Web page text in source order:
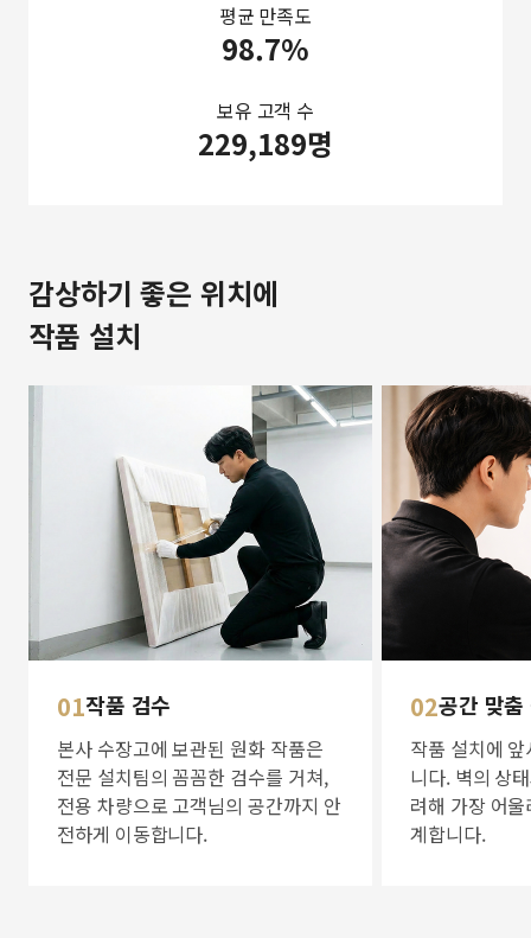
평균 만족도
98.7%
보유 고객 수
229,189명
감상하기 좋은 위치에
작품 설치
01작품 검수
본사 수장고에 보관된 원화 작품은
전문 설치팀의 꼼꼼한 검수를 거쳐,
전용 차량으로 고객님의 공간까지 안
전하게 이동합니다.
02공간 맞
작품 설치에
니다. 벽의 상
려해 가장 어
계합니다.